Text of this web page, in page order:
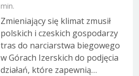
min.
Zmieniający się klimat zmusił
polskich i czeskich gospodarzy
tras do narciarstwa biegowego
w Górach Izerskich do podjęcia
działań, które zapewnią…